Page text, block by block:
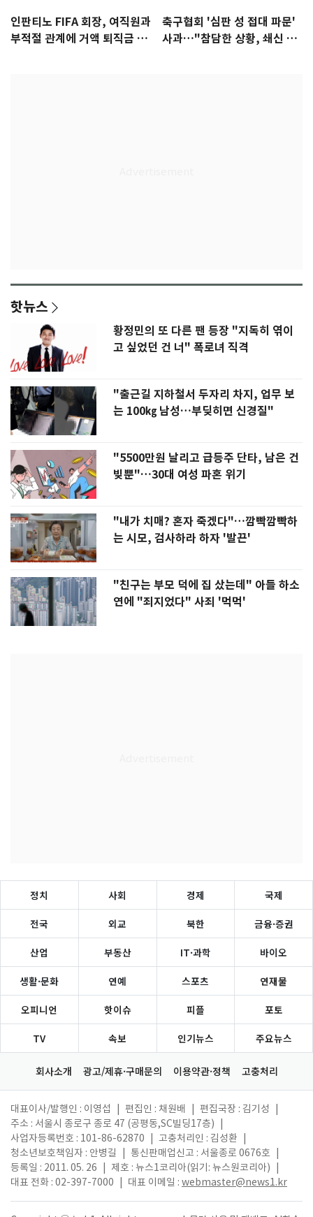
인판티노 FIFA 회장, 여직원과
부적절 관계에 거액 퇴직금 지
축구협회 '심판 성 접대 파문'
사과…"참담한 상황, 쇄신 약
핫뉴스
황정민의 또 다른 팬 등장 "지독히 엮이
고 싶었던 건 너" 폭로녀 직격
"출근길 지하철서 두자리 차지, 업무 보
는 100㎏ 남성…부딪히면 신경질"
"5500만원 날리고 급등주 단타, 남은 건
빚뿐"…30대 여성 파혼 위기
"내가 치매? 혼자 죽겠다"…깜빡깜빡하
는 시모, 검사하라 하자 '발끈'
"친구는 부모 덕에 집 샀는데" 아들 하소
연에 "죄지었다" 사죄 '먹먹'
정치 사회 경제 국제
전국 외교 북한 금융·증권
산업 부동산 IT·과학 바이오
생활·문화 연예 스포츠 연재물
오피니언 핫이슈 피플 포토
TV 속보 인기뉴스 주요뉴스
회사소개 광고/제휴·구매문의 이용약관·정책 고충처리
대표이사/발행인 : 이영섭 편집인 : 채원배 편집국장 : 김기성
주소 : 서울시 종로구 종로 47 (공평동,SC빌딩17층)
사업자등록번호 : 101-86-62870
고충처리인 : 김성환
청소년보호책임자 : 안병길
통신판매업신고 : 서울종로 0676호
등록일 : 2011. 05. 26
제호 : 뉴스1코리아(읽기: 뉴스원코리아)
대표 전화 : 02-397-7000
대표 이메일 : webmaster@news1.kr